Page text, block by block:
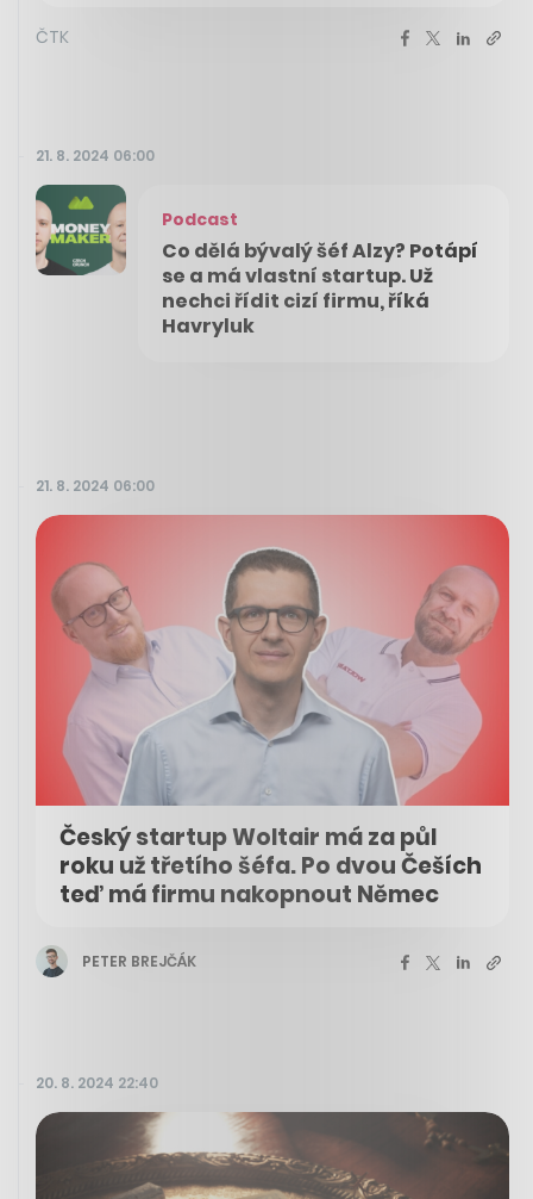
ČTK
21. 8. 2024 06:00
Podcast
Co dělá bývalý šéf Alzy? Potápí
se a má vlastní startup. Už
nechci řídit cizí firmu, říká
Havryluk
21. 8. 2024 06:00
Český startup Woltair má za půl
roku už třetího šéfa. Po dvou Češích
teď má firmu nakopnout Němec
PETER BREJČÁK
20. 8. 2024 22:40